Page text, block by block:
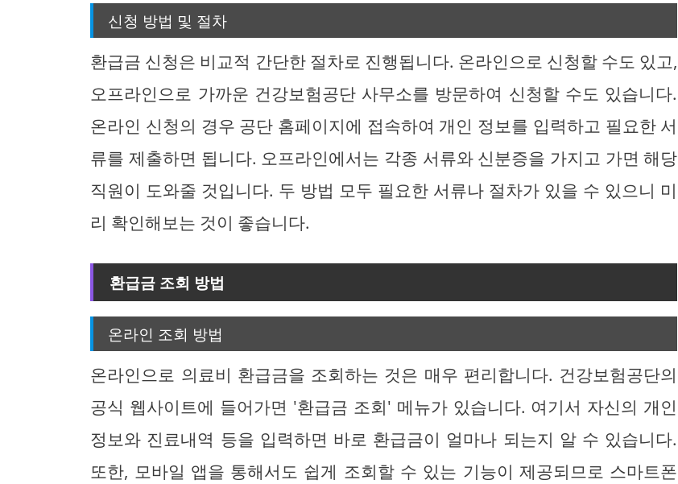
신청 방법 및 절차
환급금 신청은 비교적 간단한 절차로 진행됩니다. 온라인으로 신청할 수도 있고,
오프라인으로 가까운 건강보험공단 사무소를 방문하여 신청할 수도 있습니다.
온라인 신청의 경우 공단 홈페이지에 접속하여 개인 정보를 입력하고 필요한 서
류를 제출하면 됩니다. 오프라인에서는 각종 서류와 신분증을 가지고 가면 해당
직원이 도와줄 것입니다. 두 방법 모두 필요한 서류나 절차가 있을 수 있으니 미
리 확인해보는 것이 좋습니다.
환급금 조회 방법
온라인 조회 방법
온라인으로 의료비 환급금을 조회하는 것은 매우 편리합니다. 건강보험공단의
공식 웹사이트에 들어가면 '환급금 조회' 메뉴가 있습니다. 여기서 자신의 개인
정보와 진료내역 등을 입력하면 바로 환급금이 얼마나 되는지 알 수 있습니다.
또한, 모바일 앱을 통해서도 쉽게 조회할 수 있는 기능이 제공되므로 스마트폰